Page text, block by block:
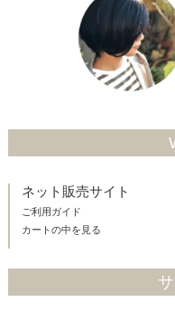
ネット販売サイト
ご利用ガイド
カートの中を見る